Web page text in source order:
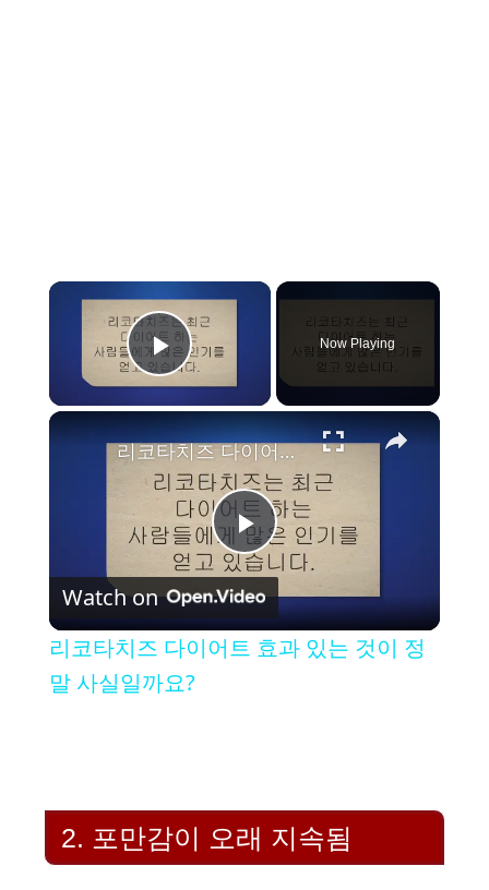
×
Play Video
Now Playing
×
P
l
V
리코타치즈 다이어트 효과 있는 것이 정말 사실일까요?
Watch on
리코타치즈 다이어트 효과 있는 것이 정
말 사실일까요?
2. 포만감이 오래 지속됨